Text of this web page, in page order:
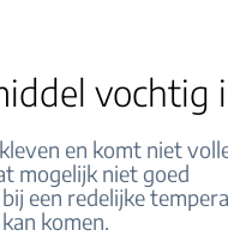
vochtig
en komt niet
mogelijk niet goed
een redelijke
komen.